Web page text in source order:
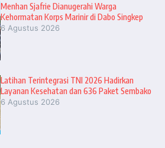
Menhan Sjafrie Dianugerahi Warga
Kehormatan Korps Marinir di Dabo Singkep
6 Agustus 2026
Latihan Terintegrasi TNI 2026 Hadirkan
Layanan Kesehatan dan 636 Paket Sembako
6 Agustus 2026